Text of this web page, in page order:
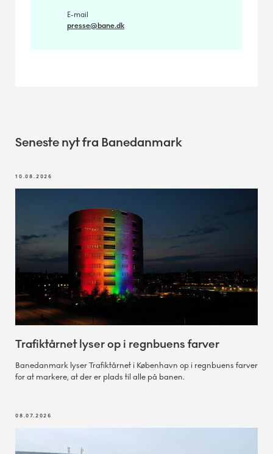
E-mail
presse@bane.dk
Seneste nyt fra Banedanmark
10.08.2026
Trafiktårnet lyser op i regnbuens farver
Banedanmark lyser Trafiktårnet i København op i regnbuens farver
for at markere, at der er plads til alle på banen.
08.07.2026